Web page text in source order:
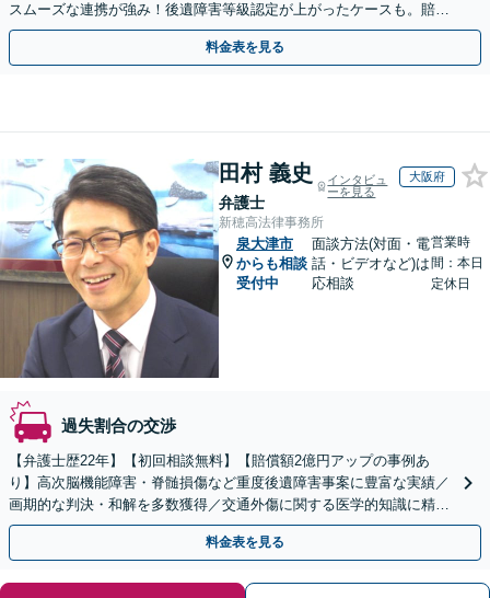
スムーズな連携が強み！後遺障害等級認定が上がったケースも。賠償
金・慰謝料請求／保険会社との交渉など【初回相談無料】
料金表を見る
田村 義史
弁護士
インタビュ
ーを見る
大阪府
新穂高法律事務所
泉大津市
からも相談
受付中
面談方法(対面・電
話・ビデオなど)は
応相談
営業時
間：本日
定休日
過失割合の交渉
【弁護士歴22年】【初回相談無料】【賠償額2億円アップの事例あ
り】高次脳機能障害・脊髄損傷など重度後遺障害事案に豊富な実績／
画期的な判決・和解を多数獲得／交通外傷に関する医学的知識に精通
／セカンドオピニオン対応可【土日祝・夜間対応可】
料金表を見る